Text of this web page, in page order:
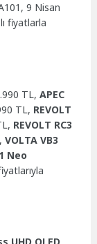
9 Nisan
fiyatlarla
TL,APEC
TL, REVOLT
REVOLT RC3
VOLTA VB3
Neo